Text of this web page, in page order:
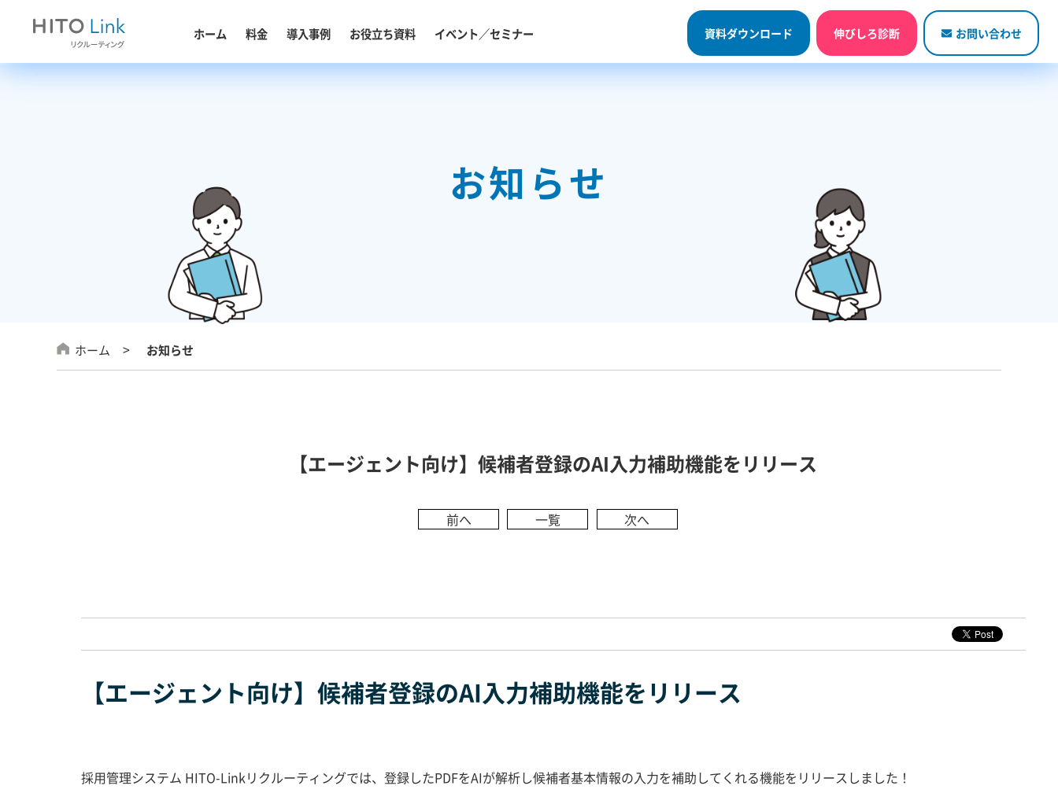
導入事例 お役立ち資料 セミナー パートナー ログイン 資料ダウンロード お問い合わせ
ホーム 料金 導入事例 お役立ち資料 イベント／セミナー 資料ダウンロード 伸びしろ診断 お問い合わせ
お知らせ
ホーム お知らせ
【エージェント向け】候補者登録のAI入力補助機能をリリース
前へ 一覧 次へ
【エージェント向け】候補者登録のAI入力補助機能をリリース
採用管理システム HITO-Linkリクルーティングでは、登録したPDFをAIが解析し候補者基本情報の入力を補助してくれる機能をリリースしました！